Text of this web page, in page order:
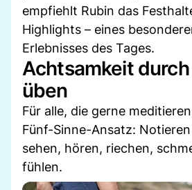
empfiehlt Rubin das
Highlights – eines
Erlebnisses des Tages.
Achtsamkeit
üben
Für alle, die gerne
Fünf-Sinne-Ansatz: Notieren
sehen, hören, riechen,
fühlen.